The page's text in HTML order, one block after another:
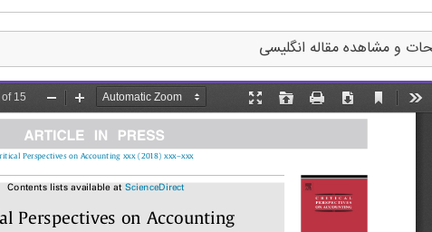
و مشاهده مقاله انگلیسی